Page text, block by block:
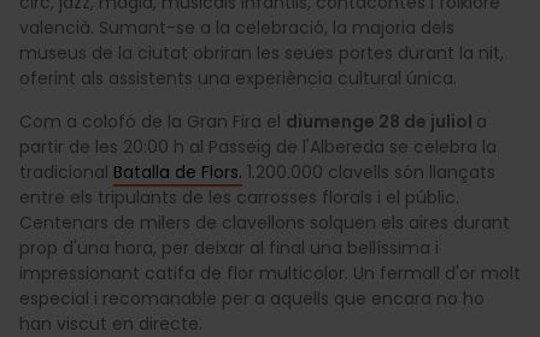
valencià. Sumant-se a la celebració, la majoria dels
museus de la ciutat obriran les seues portes durant la nit,
oferint als assistents una experiència cultural única.
Com a colofó de la Gran Fira el diumenge 28 de juliol a
partir de les 20:00 h al Passeig de l'Albereda se celebra la
tradicional Batalla de Flors. 1.200.000 clavells són llançats
entre els tripulants de les carrosses florals i el públic.
Centenars de milers de clavellons solquen els aires durant
prop d'una hora, per deixar al final una bellíssima i
impressionant catifa de flor multicolor. Un fermall d'or molt
especial i recomanable per a aquells que encara no ho
han viscut en directe.